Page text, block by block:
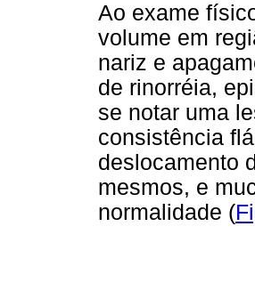
Ao exame
volume em
nariz e
de rinorréia,
se notar uma
consistência
deslocamento
mesmos, e
normalidade (